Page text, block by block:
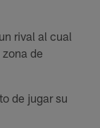
rival al cual
de
de jugar su